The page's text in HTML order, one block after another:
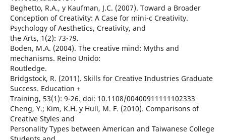
Beghetto, R.A., y Kaufman, J.C. (2007). Toward a Broader
Conception of Creativity: A Case for mini-c Creativity.
Psychology of Aesthetics, Creativity, and
the Arts, 1(2): 73-79.
Boden, M.A. (2004). The creative mind: Myths and
mechanisms. Reino Unido:
Routledge.
Bridgstock, R. (2011). Skills for Creative Industries Graduate
Success. Education +
Training, 53(1): 9-26. doi: 10.1108/00400911111102333
Cheng, Y.; Kim, K.H. y Hull, M. F. (2010). Comparisons of
Creative Styles and
Personality Types between American and Taiwanese College